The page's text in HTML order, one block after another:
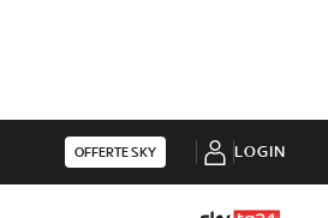
OFFERTE SKY LOGIN